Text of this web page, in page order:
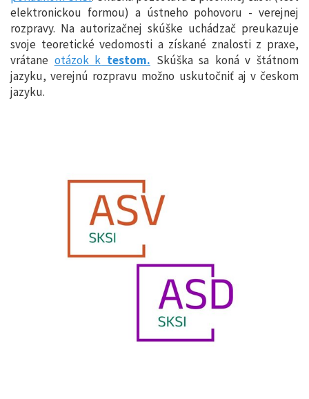
elektronickou formou) a ústneho pohovoru - verejnej
rozpravy. Na autorizačnej skúške uchádzač preukazuje
svoje teoretické vedomosti a získané znalosti z praxe,
vrátane otázok k testom. Skúška sa koná v štátnom
jazyku, verejnú rozpravu možno uskutočniť aj v českom
jazyku.